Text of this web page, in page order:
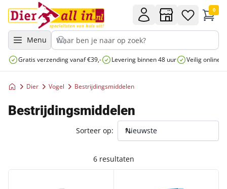
Menu
0
Gratis verzending vanaf €39,- Levering binnen 48 uur Veilig online
Dier Vogel Bestrijdingsmiddelen
Bestrijdingsmiddelen
6 resultaten
Sorteer op: